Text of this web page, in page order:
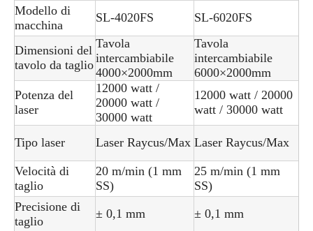
Modello di
macchina
SL-4020FS SL-6020FS
Dimensioni del
tavolo da taglio
Tavola
intercambiabile
4000×2000mm
Tavola
intercambiabile
6000×2000mm
Potenza del
laser
12000 watt /
20000 watt /
30000 watt
12000 watt / 20000
watt / 30000 watt
Tipo laser Laser Raycus/Max Laser Raycus/Max
Velocità di
taglio
20 m/min (1 mm
SS)
25 m/min (1 mm
SS)
Precisione di
taglio
± 0,1 mm
± 0,1 mm